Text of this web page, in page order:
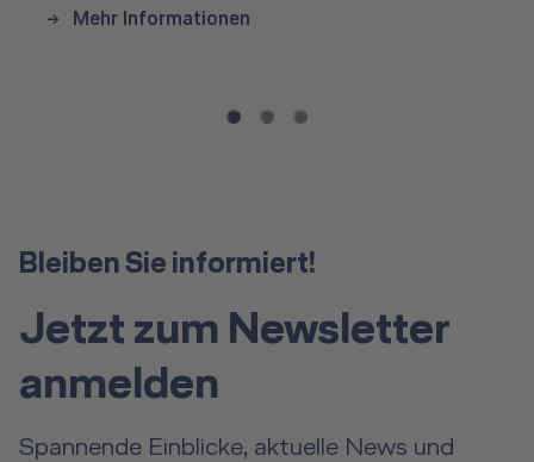
Mehr Informationen
Bleiben Sie informiert!
Jetzt zum Newsletter
anmelden
Spannende Einblicke, aktuelle News und